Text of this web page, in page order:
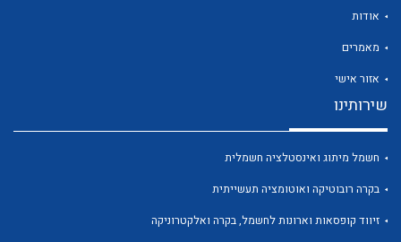
אודות
מאמרים
אזור אישי
שירותינו
חשמל מיתוג ואינסטלציה חשמלית
בקרה רובוטיקה ואוטומציה תעשייתית
זיווד קופסאות וארונות לחשמל, בקרה ואלקטרוניקה